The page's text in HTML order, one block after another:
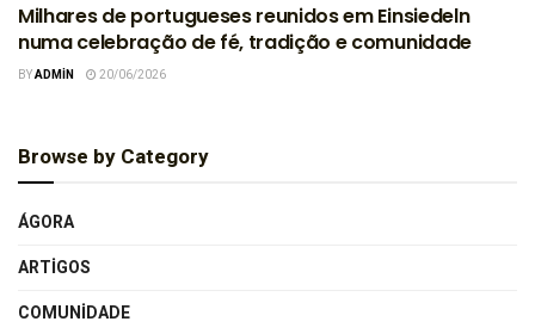
Milhares de portugueses reunidos em Einsiedeln
numa celebração de fé, tradição e comunidade
BYADMIN 20/06/2026
Browse by Category
ÁGORA
ARTIGOS
COMUNIDADE